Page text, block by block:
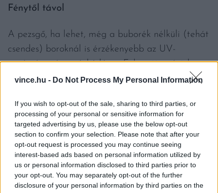
vince.hu - Do Not Process My Personal Information
If you wish to opt-out of the sale, sharing to third parties, or
processing of your personal or sensitive information for
targeted advertising by us, please use the below opt-out
section to confirm your selection. Please note that after your
opt-out request is processed you may continue seeing
interest-based ads based on personal information utilized by
us or personal information disclosed to third parties prior to
your opt-out. You may separately opt-out of the further
disclosure of your personal information by third parties on the
Fénytől távol
A pezsgő, ha lehet, még a buborék nélküli (tehát
csendes) boroknál is érzékenyebb az UV-
sugárzásra és a rázkódásra. Fokozottan óvjuk
ezektől a palackot!
HOGYAN KELL ELRAKNI A
PEZSGŐT HOSSZÚ IDŐRE?
Akárcsak a csendes borokat, bizonyos pezsgőket
szintén érdemes hosszú ideig eltenni. Ezalatt